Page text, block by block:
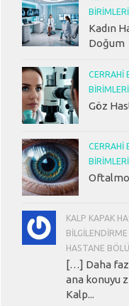
BIRIMLERI
Kadın
Doğum
CERRAHI
BIRIMLERI
Göz
CERRAHI
BIRIMLERI
KALP KAPAK
HASTANE
[…] Daha
ana konuyu
Kalp...